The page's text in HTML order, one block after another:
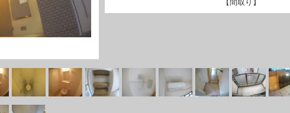
【間取り】